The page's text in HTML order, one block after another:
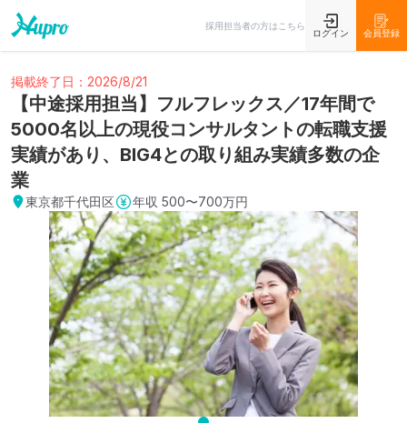
採用担当者の方はこちら
ログイン 会員登録
掲載終了日：2026/8/21
【中途採用担当】フルフレックス／17年間で
5000名以上の現役コンサルタントの転職支援
実績があり、BIG4との取り組み実績多数の企
業
東京都千代田区 年収 500〜700万円